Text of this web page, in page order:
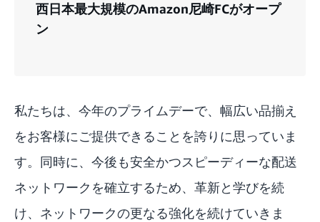
西日本最大規模のAmazon尼崎FCがオープ
ン
私たちは、今年のプライムデーで、幅広い品揃え
をお客様にご提供できることを誇りに思っていま
す。同時に、今後も安全かつスピーディーな配送
ネットワークを確立するため、革新と学びを続
け、ネットワークの更なる強化を続けていきま